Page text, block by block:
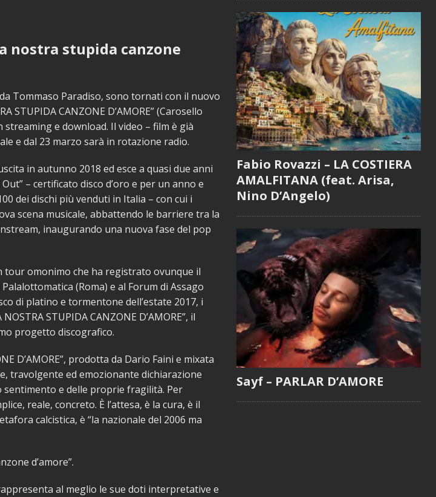
nostra stupida canzone
Tommaso Paradiso, sono tornati con il nuovo
STUPIDA CANZONE D’AMORE” (Carosello
e download. Il video – film è già
e dal 23 marzo sarà in rotazione radio.
in autunno 2018 ed esce a quasi due anni
– certificato disco d’oro e per un anno e
dei dischi più venduti in Italia – con cui i
scena musicale, abbattendo le barriere tra la
inaugurando una nuova fase del pop
tour omonimo che ha registrato ovunque il
(Roma) e al Forum di Assago
di platino e tormentone dell’estate 2017, i
STUPIDA CANZONE D’AMORE”, il
progetto discografico.
D’AMORE”, prodotta da Dario Faini e mixata
travolgente ed emozionante dichiarazione
sentimento e delle proprie fragilità. Per
reale, concreto. È l’attesa, è la cura, è il
calcistica, è “la nazionale del 2006 ma
d’amore”.
al meglio le sue doti interpretative e
Fabio Rovazzi – LA COSTIERA
AMALFITANA (feat. Arisa,
Nino D’Angelo)
Sayf – PARLAR D’AMORE